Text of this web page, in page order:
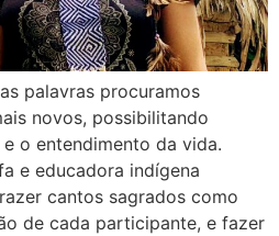
palavras procuramos
novos, possibilitando
o entendimento da vida.
e educadora indígena
cantos sagrados como
de cada participante, e fazer